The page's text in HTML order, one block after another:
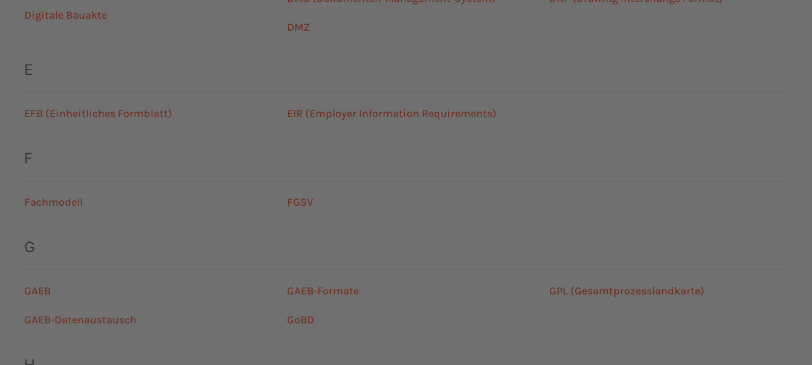
Digitale Bauakte
DMZ
E
EFB (Einheitliches Formblatt) EIR (Employer Information Requirements)
F
Fachmodell FGSV
G
GAEB
GAEB-Datenaustausch
GAEB-Formate
GoBD
GPL (Gesamtprozesslandkarte)